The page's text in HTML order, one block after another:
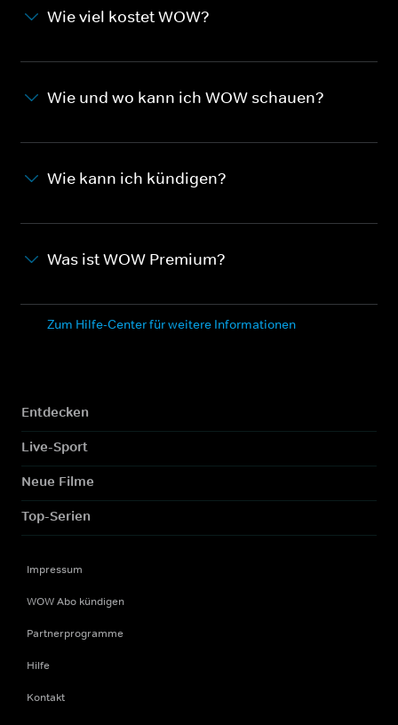
Wie viel kostet WOW?
Wie und wo kann ich WOW schauen?
Wie kann ich kündigen?
Was ist WOW Premium?
Zum Hilfe-Center für weitere Informationen
Entdecken
Live-Sport
Neue Filme
Top-Serien
Impressum
WOW Abo kündigen
Partnerprogramme
Hilfe
Kontakt